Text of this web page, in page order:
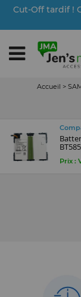
Cut-Off tardif !
Accueil >
Prix :